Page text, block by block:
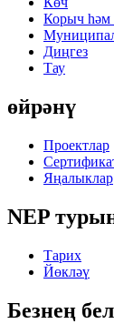
Корыч һәм
Диңгез
Тау
өйрәнү
Проектлар
Яңалыклар
NEP
Тарих
Йөкләү
Безнең